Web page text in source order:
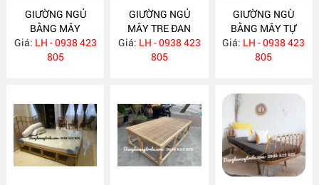
GIƯỜNG NGỦ
BẰNG MÂY
MA512
Giá: LH - 0938 423
805
GIƯỜNG NGỦ
MÂY TRE ĐAN
MA511
Giá: LH - 0938 423
805
GIƯỜNG NGÙ
BẰNG MÂY TỰ
NHIÊN MA510
Giá: LH - 0938 423
805